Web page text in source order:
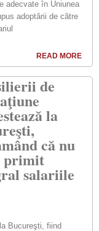
adecvate în Uniunea
adoptării de către
READ MORE
de
la
că nu
primit
salariile
Bucureşti, fiind